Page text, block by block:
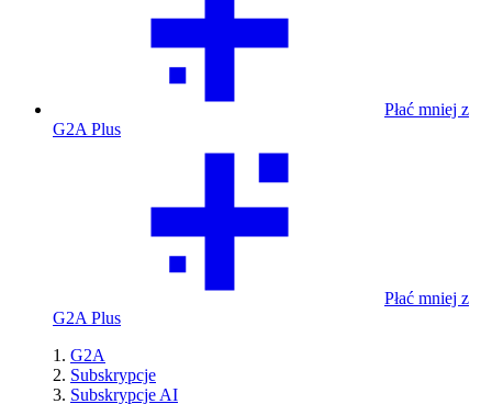
Płać mniej z
G2A Plus
Płać mniej z
G2A Plus
G2A
Subskrypcje
Subskrypcje AI